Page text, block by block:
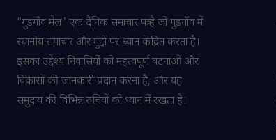
“गुडगाँव मेल” एक दैनिक समाचार पत्र है जो गुडगाँव में
स्थानीय समाचार और मुद्दों पर ध्यान केंद्रित करता है।
इसका उद्देश्य निवासियों को महत्वपूर्ण घटनाओं और
विकासों की जानकारी प्रदान करना है, और यह
समुदाय की विभिन्न रुचियों को ध्यान में रखता है।